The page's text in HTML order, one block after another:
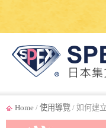
Home / 使用導覽 / 如何建